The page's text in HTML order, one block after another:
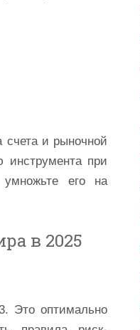
счета и рыночной
инструмента при
его на
в 2025
Это оптимально